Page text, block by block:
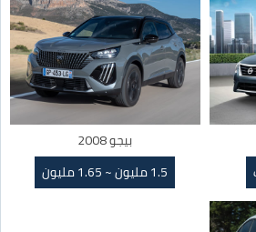
بيجو 2008
1.5 مليون ~ 1.65 مليون